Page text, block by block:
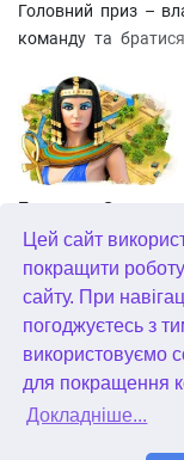
Цей сайт
покращити
сайту. При
погоджуєтесь з
використовуємо
для покращення
Докладніше...
Головний приз –
команду та
музичною
студію танцю та
дівчатам зробити
Шукачі скарбів. Сніжна королева. колекційне видання